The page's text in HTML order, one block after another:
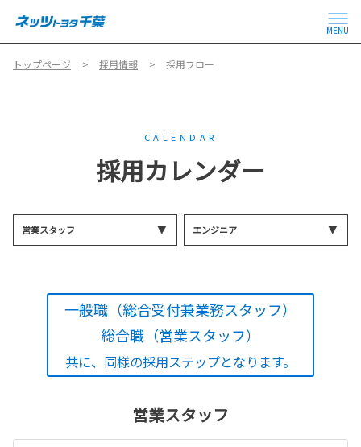
MENU
トップページ 採用情報 採用フロー
CALENDAR
採用カレンダー
営業スタッフ エンジニア
一般職（総合受付兼業務スタッフ）
総合職（営業スタッフ）
共に、同様の採用ステップとなります。
営業スタッフ